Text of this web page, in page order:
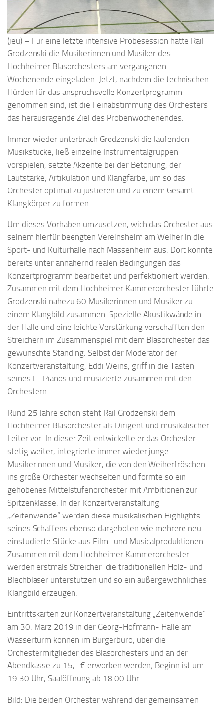
(jeu) – Für eine letzte intensive Probesession hatte Rail
Grodzenski die Musikerinnen und Musiker des
Hochheimer Blasorchesters am vergangenen
Wochenende eingeladen. Jetzt, nachdem die technischen
Hürden für das anspruchsvolle Konzertprogramm
genommen sind, ist die Feinabstimmung des Orchesters
das herausragende Ziel des Probenwochenendes.
Immer wieder unterbrach Grodzenski die laufenden
Musikstücke, ließ einzelne Instrumentalgruppen
vorspielen, setzte Akzente bei der Betonung, der
Lautstärke, Artikulation und Klangfarbe, um so das
Orchester optimal zu justieren und zu einem Gesamt-
Klangkörper zu formen.
Um dieses Vorhaben umzusetzen, wich das Orchester aus
seinem hierfür beengten Vereinsheim am Weiher in die
Sport- und Kulturhalle nach Massenheim aus. Dort konnte
bereits unter annähernd realen Bedingungen das
Konzertprogramm bearbeitet und perfektioniert werden.
Zusammen mit dem Hochheimer Kammerorchester führte
Grodzenski nahezu 60 Musikerinnen und Musiker zu
einem Klangbild zusammen. Spezielle Akustikwände in
der Halle und eine leichte Verstärkung verschafften den
Streichern im Zusammenspiel mit dem Blasorchester das
gewünschte Standing. Selbst der Moderator der
Konzertveranstaltung, Eddi Weins, griff in die Tasten
seines E- Pianos und musizierte zusammen mit den
Orchestern.
Rund 25 Jahre schon steht Rail Grodzenski dem
Hochheimer Blasorchester als Dirigent und musikalischer
Leiter vor. In dieser Zeit entwickelte er das Orchester
stetig weiter, integrierte immer wieder junge
Musikerinnen und Musiker, die von den Weiherfröschen
ins große Orchester wechselten und formte so ein
gehobenes Mittelstufenorchester mit Ambitionen zur
Spitzenklasse. In der Konzertveranstaltung
„Zeitenwende“ werden diese musikalischen Highlights
seines Schaffens ebenso dargeboten wie mehrere neu
einstudierte Stücke aus Film- und Musicalproduktionen.
Zusammen mit dem Hochheimer Kammerorchester
werden erstmals Streicher die traditionellen Holz- und
Blechbläser unterstützen und so ein außergewöhnliches
Klangbild erzeugen.
Eintrittskarten zur Konzertveranstaltung „Zeitenwende“
am 30. März 2019 in der Georg-Hofmann- Halle am
Wasserturm können im Bürgerbüro, über die
Orchestermitglieder des Blasorchesters und an der
Abendkasse zu 15,- € erworben werden; Beginn ist um
19:30 Uhr, Saalöffnung ab 18:00 Uhr.
Bild: Die beiden Orchester während der gemeinsamen